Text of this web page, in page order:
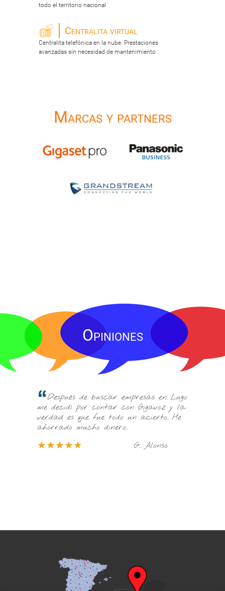
todo el territorio nacional
Centralita virtual
Centralita telefónica en la nube. Prestaciones
avanzadas sin necesidad de mantenimiento
Marcas y partners
Opiniones
Después de buscar empresas en Lugo
me decidí por contar con Gigavoz y la
verdad es que fue todo un acierto. He
ahorrado mucho dinero.
Les elejí
económicos y
con su